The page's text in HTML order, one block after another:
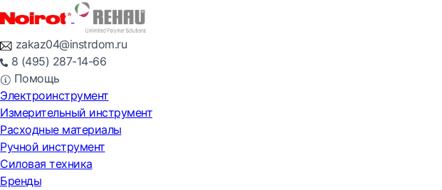
zakaz04@instrdom.ru
8 (495) 287-14-66
Помощь
Электроинструмент
Измерительный инструмент
Расходные материалы
Ручной инструмент
Силовая техника
Бренды